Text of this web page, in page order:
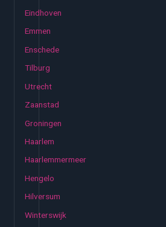
Eindhoven
Emmen
Enschede
Tilburg
Utrecht
Zaanstad
Groningen
Haarlem
Haarlemmermeer
Hengelo
Hilversum
Winterswijk